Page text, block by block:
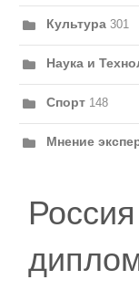
Культура 301
Наука и
Спорт 148
Мнение